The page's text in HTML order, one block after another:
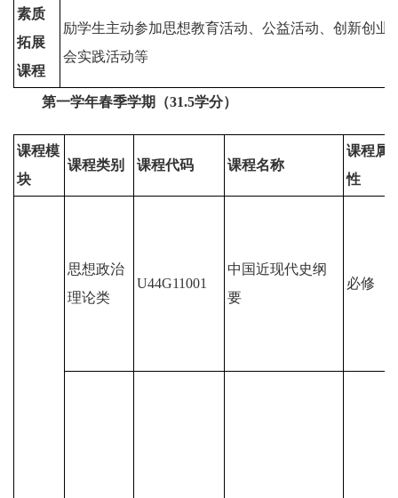
素质
拓展
课程
励学生主动参加思想教育活动、公益活动、创新创业
会实践活动等
第一学年春季学期（31.5学分）
课程模
块
课程类别 课程代码 课程名称
课程属
性
思想政治
理论类
U44G11001
中国近现代史纲
要
必修